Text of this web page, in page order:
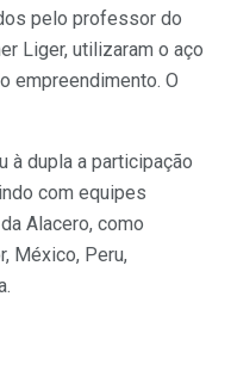
pelo professor do
Liger, utilizaram o aço
empreendimento. O
à dupla a participação
com equipes
Alacero, como
México, Peru,